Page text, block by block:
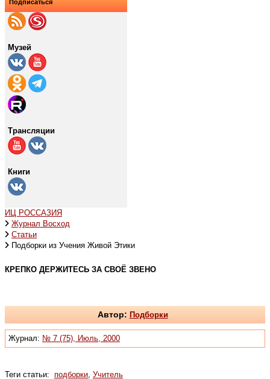
Подписаться
Музей
Трансляции
Книги
ИЦ РОССАЗИЯ
Журнал Восход
Статьи
Подборки из Учения Живой Этики
КРЕПКО ДЕРЖИТЕСЬ ЗА СВОЁ ЗВЕНО
Автор: Подборки
Журнал: № 7 (75), Июль, 2000
Теги статьи: подборки Учитель